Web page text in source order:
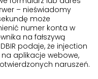
– nieświadomy
może
numer konta w
na fałszywą
podaje, że injection
aplikacje webowe,
naruszeń.